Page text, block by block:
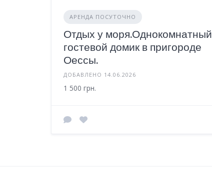
АРЕНДА ПОСУТОЧНО
Отдых у моря.Однокомнатный
гостевой домик в пригороде
Оессы.
ДОБАВЛЕНО 14.06.2026
1 500 грн.